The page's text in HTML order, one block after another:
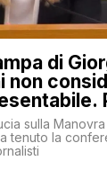
di
non
sulla Manovra
tenuto la